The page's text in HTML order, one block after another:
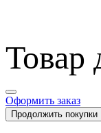
Товар
Оформить заказ
Продолжить покупки